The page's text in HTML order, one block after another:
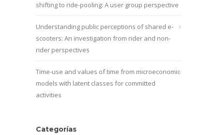
shifting to ride-pooling: A user group perspective
Understanding public perceptions of shared e-
scooters: An investigation from rider and non-
rider perspectives
Time-use and values of time from microeconomic
models with latent classes for committed
activities
Categorías